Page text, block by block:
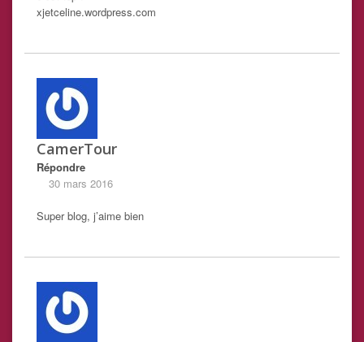
xjetceline.wordpress.com
CamerTour
Répondre
30 mars 2016
Super blog, j’aime bien